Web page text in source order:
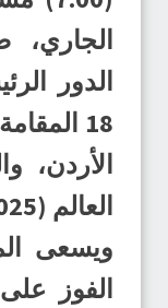
الجاري،
الدور
18
الأردن،
العالم (2025م).
ويسعى
الفوز